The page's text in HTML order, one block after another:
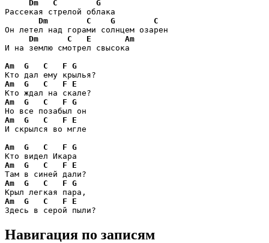
Dm
C
G
Рассекая стрелой облака
Dm
C G
C
Он летел над горами солнцем озарен
Dm
C E
Am
И на землю смотрел свысока
Am
G C F G
Am
G C F
E
Am
G C F G
Am
G C F
E
И скрылся во мгле
Am
G C F G
Am
G C F
E
Am
G C F G
Am
G C F
E
Здесь в серой пыли?
Навигация по записям